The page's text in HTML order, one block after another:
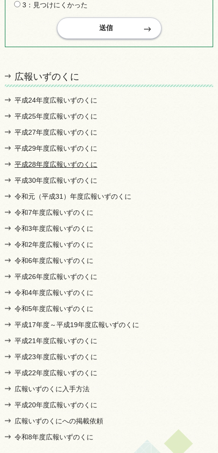
3：見つけにくかった
広報いずのくに
平成24年度広報いずのくに
平成25年度広報いずのくに
平成27年度広報いずのくに
平成29年度広報いずのくに
平成28年度広報いずのくに
平成30年度広報いずのくに
令和元（平成31）年度広報いずのくに
令和7年度広報いずのくに
令和3年度広報いずのくに
令和2年度広報いずのくに
令和6年度広報いずのくに
平成26年度広報いずのくに
令和4年度広報いずのくに
令和5年度広報いずのくに
平成17年度～平成19年度広報いずのくに
平成21年度広報いずのくに
平成23年度広報いずのくに
平成22年度広報いずのくに
広報いずのくに入手方法
平成20年度広報いずのくに
広報いずのくにへの掲載依頼
令和8年度広報いずのくに